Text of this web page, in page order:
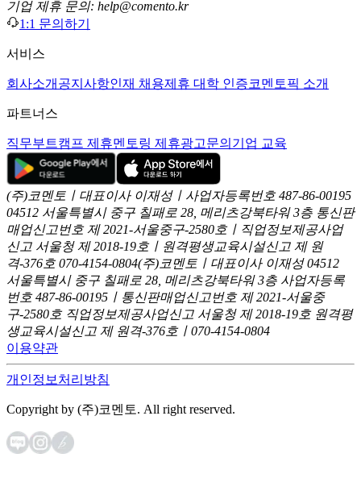
기업 제휴 문의: help@comento.kr
1:1 문의하기
서비스
회사소개 공지사항인재 채용제휴 대학 인증코멘토픽 소개
파트너스
직무부트캠프 제휴멘토링 제휴광고문의 기업 교육
(주)코멘토ㅣ대표이사 이재성ㅣ사업자등록번호 487-86-00195
04512 서울특별시 중구 칠패로 28, 메리츠강북타워 3층 통신판
매업신고번호 제 2021-서울중구-2580호ㅣ직업정보제공사업
신고 서울청 제 2018-19호ㅣ원격평생교육시설신고 제 원
격-376호 070-4154-0804(주)코멘토ㅣ대표이사 이재성 04512
서울특별시 중구 칠패로 28, 메리츠강북타워 3층 사업자등록
번호 487-86-00195ㅣ통신판매업신고번호 제 2021-서울중
구-2580호 직업정보제공사업신고 서울청 제 2018-19호 원격평
생교육시설신고 제 원격-376호ㅣ070-4154-0804
이용약관
개인정보처리방침
Copyright by (주)코멘토. All right reserved.